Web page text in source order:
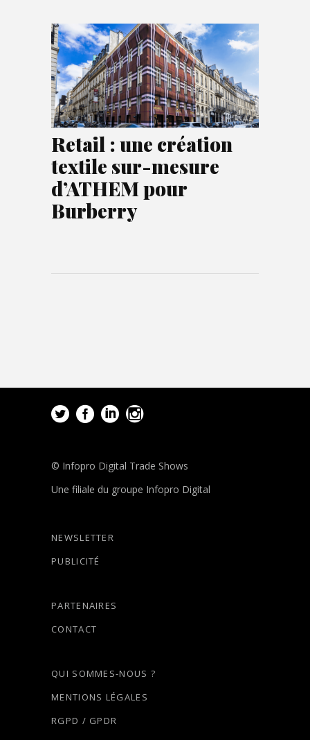
Retail : une création
textile sur-mesure
d’ATHEM pour
Burberry
© Infopro Digital Trade Shows
Une filiale du groupe Infopro Digital
NEWSLETTER
PUBLICITÉ
PARTENAIRES
CONTACT
QUI SOMMES-NOUS ?
MENTIONS LÉGALES
RGPD / GPDR